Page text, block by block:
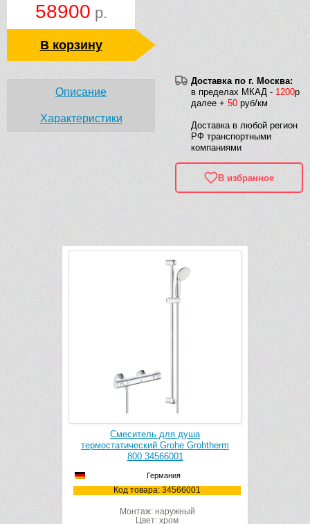
58900 р.
В корзину
Доставка по г. Москва:
в пределах МКАД - 1200р
далее + 50 руб/км
Доставка в любой регион
РФ транспортными
компаниями
В избранное
Описание
Характеристики
Смеситель для душа
термостатический Grohe Grohtherm
800 34566001
Германия
Код товара: 34566001
Монтаж: наружный
Цвет: хром